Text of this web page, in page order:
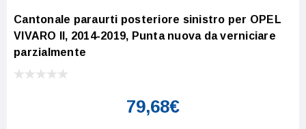
Cantonale paraurti posteriore sinistro per OPEL
VIVARO II, 2014-2019, Punta nuova da verniciare
parzialmente
79,68€